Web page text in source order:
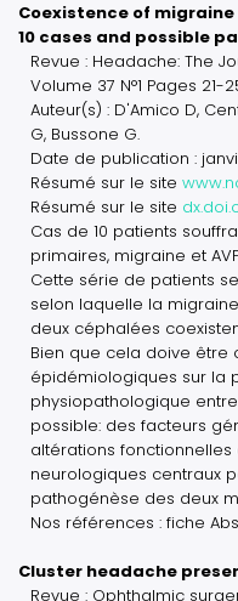
Coexistence of
10 cases and possible
Revue : Headache: The
Volume 37 N°1 Pages 21-
Auteur(s) : D'Amico D,
G, Bussone G.
Date de publication :
Résumé sur le site
Résumé sur le site
Cas de 10 patients
primaires, migraine et
Cette série de patients
selon laquelle la
deux céphalées
Bien que cela doive être
épidémiologiques sur la
physiopathologique
possible: des facteurs
altérations
neurologiques centraux
pathogénèse des deux
Nos références : fiche
Cluster headache
Revue : Ophthalmic